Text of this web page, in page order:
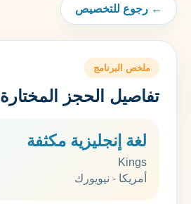
← رجوع للتخصيص
ملخص البرنامج
تفاصيل الحجز المختارة
لغة إنجليزية مكثفة
Kings
أمريكا - نيويورك